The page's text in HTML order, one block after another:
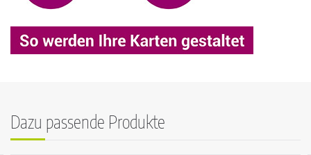
Dazu passende Produkte